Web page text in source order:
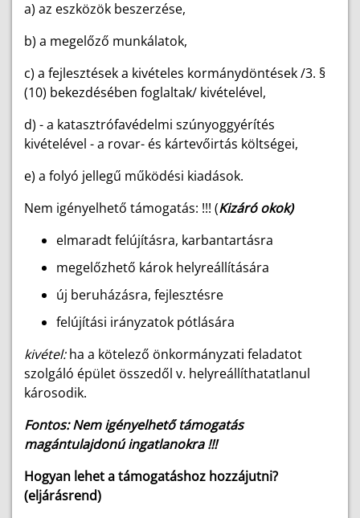
a) az eszközök beszerzése,
b) a megelőző munkálatok,
c) a fejlesztések a kivételes kormánydöntések /3. §
(10) bekezdésében foglaltak/ kivételével,
d) - a katasztrófavédelmi szúnyoggyérítés
kivételével - a rovar- és kártevőirtás költségei,
e) a folyó jellegű működési kiadások.
Nem igényelhető támogatás: !!! (Kizáró okok)
elmaradt felújításra, karbantartásra
megelőzhető károk helyreállítására
új beruházásra, fejlesztésre
felújítási irányzatok pótlására
kivétel:ha a kötelező önkormányzati feladatot
szolgáló épület összedől v. helyreállíthatatlanul
károsodik.
Fontos: Nem igényelhető támogatás
magántulajdonú ingatlanokra !!!
Hogyan lehet a támogatáshoz hozzájutni?
(eljárásrend)